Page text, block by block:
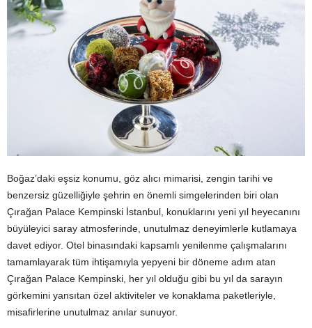
Boğaz’daki eşsiz konumu, göz alıcı mimarisi, zengin tarihi ve
benzersiz güzelliğiyle şehrin en önemli simgelerinden biri olan
Çırağan Palace Kempinski İstanbul, konuklarını yeni yıl heyecanını
büyüleyici saray atmosferinde, unutulmaz deneyimlerle kutlamaya
davet ediyor. Otel binasındaki kapsamlı yenilenme çalışmalarını
tamamlayarak tüm ihtişamıyla yepyeni bir döneme adım atan
Çırağan Palace Kempinski, her yıl olduğu gibi bu yıl da sarayın
görkemini yansıtan özel aktiviteler ve konaklama paketleriyle,
misafirlerine unutulmaz anılar sunuyor.